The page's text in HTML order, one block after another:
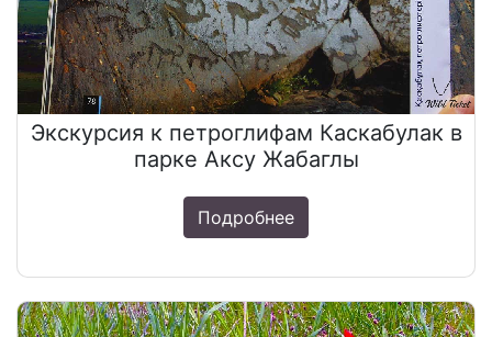
Экскурсия к петроглифам Каскабулак в
парке Аксу Жабаглы
Подробнее